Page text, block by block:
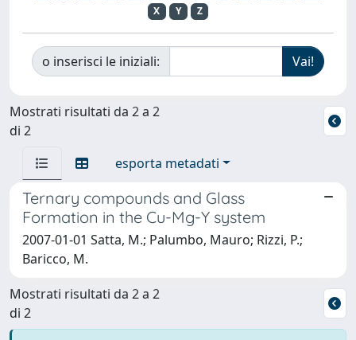
X
Y Z
o inserisci le iniziali:
Mostrati risultati da 2 a 2
di 2
esporta metadati
Ternary compounds and Glass
Formation in the Cu-Mg-Y system
2007-01-01 Satta, M.; Palumbo, Mauro; Rizzi, P.;
Baricco, M.
Mostrati risultati da 2 a 2
di 2